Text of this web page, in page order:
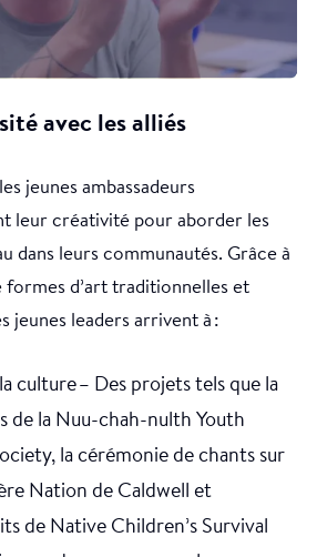
avec les alliés
jeunes ambassadeurs
leur créativité pour aborder les
dans leurs communautés. Grâce à
formes d’art traditionnelles et
jeunes leaders arrivent à :
culture – Des projets tels que la
de la Nuu-chah-nulth Youth
la cérémonie de chants sur
Nation de Caldwell et
de Native Children’s Survival